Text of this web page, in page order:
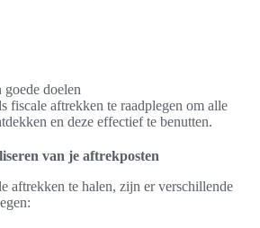
goede doelen
fiscale aftrekken te raadplegen om alle
en deze effectief te benutten.
van je aftrekposten
aftrekken te halen, zijn er verschillende